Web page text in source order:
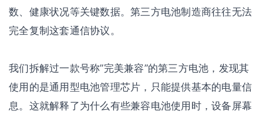
数、健康状况等关键数据。第三方电池制造商往往无法
完全复制这套通信协议。
我们拆解过一款号称”完美兼容”的第三方电池，发现其
使用的是通用型电池管理芯片，只能提供基本的电量信
息。这就解释了为什么有些兼容电池使用时，设备屏幕